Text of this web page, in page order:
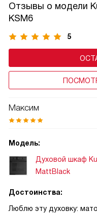
Отзывы о модели
KSM6
5
Максим
Модель:
Духовой шкаф
MattBlack
Достоинства:
Люблю эту духовку: